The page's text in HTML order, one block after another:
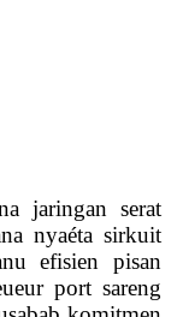
jaringan serat
nyaéta sirkuit
efisien pisan
port sareng